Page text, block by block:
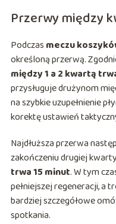
Przerwy między
Podczas meczu
określoną przerwą.
między 1 a 2 kwartą
przysługuje drużynom
na szybkie uzupełnienie
korektę ustawień
Najdłuższa przerwa
zakończeniu drugiej
trwa 15 minut. W tym
pełniejszej regeneracji, a
bardziej szczegółowe
spotkania.